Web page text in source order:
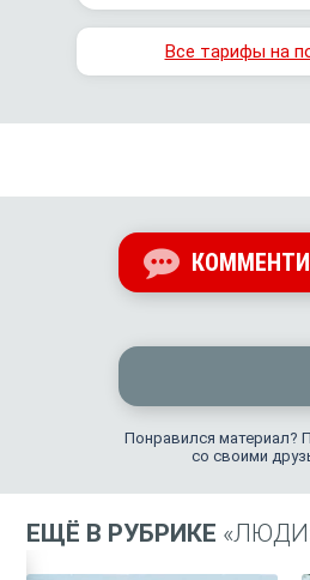
Все тарифы на
Понравился материал?
со своими
ЕЩЁ В РУБРИКЕ